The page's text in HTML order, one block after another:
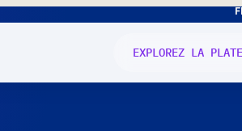
EXPLOREZ LA